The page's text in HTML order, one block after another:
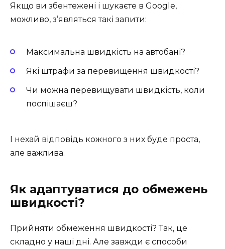
Якщо ви збентежені і шукаєте в Google,
можливо, з’являться такі запити:
Максимальна швидкість на автобані?
Які штрафи за перевищення швидкості?
Чи можна перевищувати швидкість, коли
поспішаєш?
І нехай відповідь кожного з них буде проста,
але важлива.
Як адаптуватися до обмежень
швидкості?
Прийняти обмеження швидкості? Так, це
складно у наші дні. Але завжди є способи